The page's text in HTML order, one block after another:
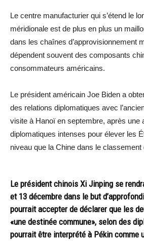
Le centre manufacturier qui s’étend le
méridionale est de plus en plus un
dans les chaînes d’approvisionnement
dépendent souvent des composants
consommateurs américains.
Le président américain Joe Biden a
des relations diplomatiques avec
visite à Hanoï en septembre, après une
diplomatiques intenses pour élever les
niveau que la Chine dans le classement
Le président chinois Xi Jinping se
et 13 décembre dans le but
pourrait accepter de déclarer que les
«une destinée commune», selon des
pourrait être interprété à Pékin comme